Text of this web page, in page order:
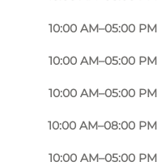
10:00 AM–05:00 PM
10:00 AM–05:00 PM
10:00 AM–05:00 PM
10:00 AM–08:00 PM
10:00 AM–05:00 PM